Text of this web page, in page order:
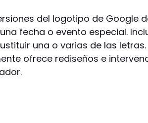
del logotipo de Google
fecha o evento especial.
una o varias de las letras.
ofrece rediseños e